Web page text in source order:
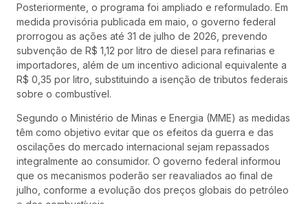
Posteriormente, o programa foi ampliado e reformulado. Em
medida provisória publicada em maio, o governo federal
prorrogou as ações até 31 de julho de 2026, prevendo
subvenção de R$ 1,12 por litro de diesel para refinarias e
importadores, além de um incentivo adicional equivalente a
R$ 0,35 por litro, substituindo a isenção de tributos federais
sobre o combustível.
Segundo o Ministério de Minas e Energia (MME) as medidas
têm como objetivo evitar que os efeitos da guerra e das
oscilações do mercado internacional sejam repassados
integralmente ao consumidor. O governo federal informou
que os mecanismos poderão ser reavaliados ao final de
julho, conforme a evolução dos preços globais do petróleo